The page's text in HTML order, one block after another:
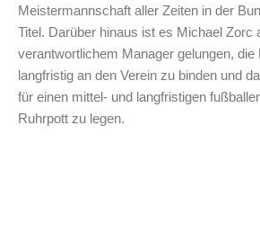
Meistermannschaft aller Zeiten in der
Titel. Darüber hinaus ist es Michael Zorc
verantwortlichem Manager gelungen, die
langfristig an den Verein zu binden und
für einen mittel- und langfristigen
Ruhrpott zu legen.